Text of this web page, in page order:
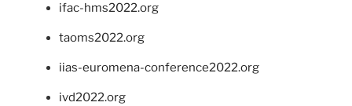
ifac-hms2022.org
taoms2022.org
iias-euromena-conference2022.org
ivd2022.org